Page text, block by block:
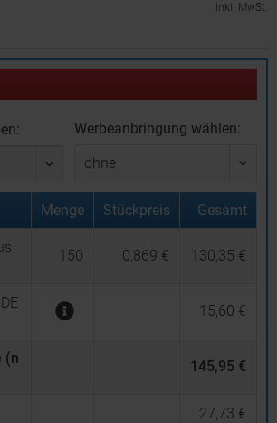
inkl. MwSt.
Werbeanbringung wählen:
Menge Stückpreis Gesamt
150 0,869 € 130,35 €
15,60 €
(n
145,95 €
27,73 €